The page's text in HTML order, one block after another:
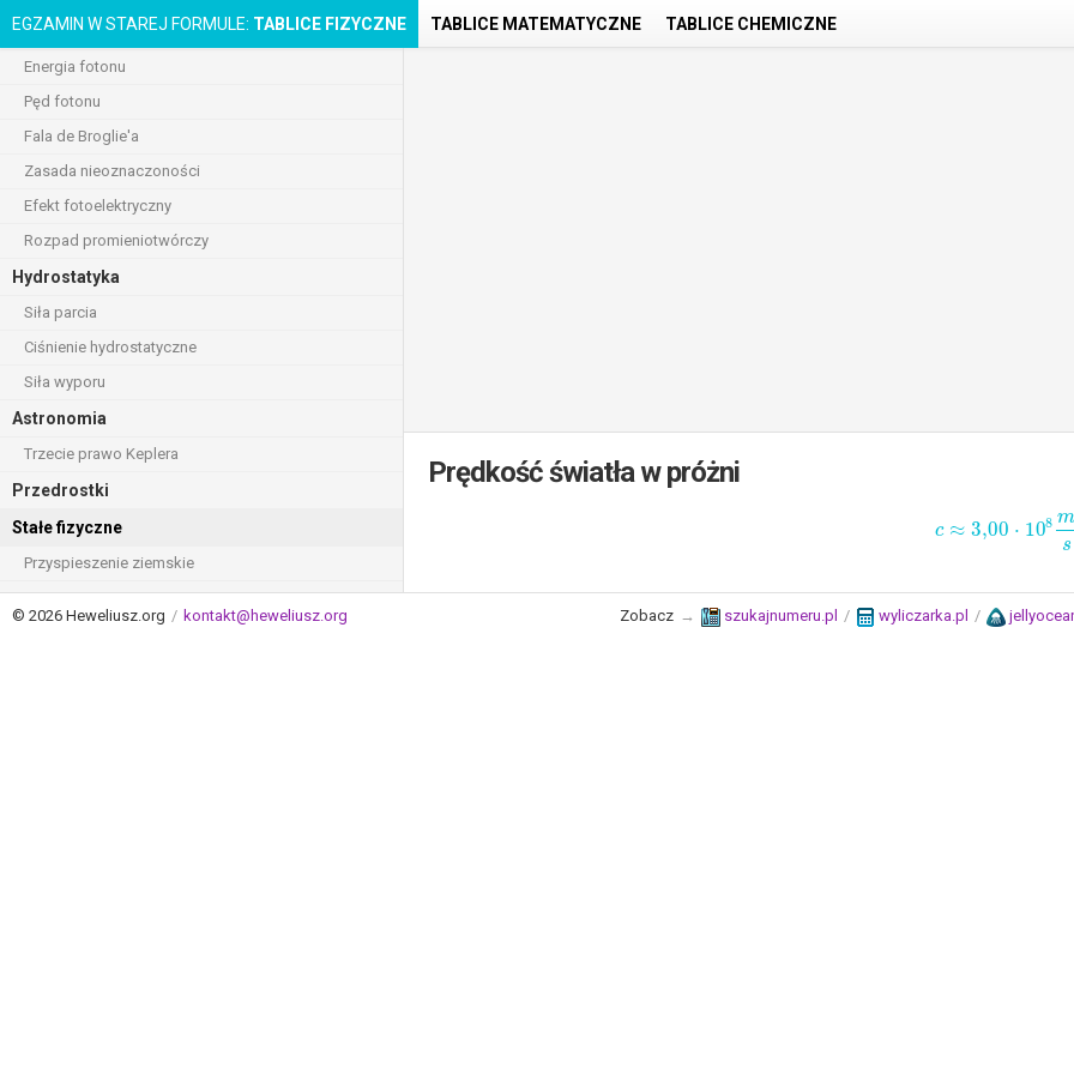
EGZAMIN W STAREJ FORMULE: TABLICE FIZYCZNE TABLICE MATEMATYCZNE TABLICE CHEMICZNE
Prędkość światła w próżni
c ≈ 3,00 ⋅ 108 m
s
Dylatacja czasu
Energia fotonu
Pęd fotonu
Fala de Broglie'a
Zasada nieoznaczoności
Efekt fotoelektryczny
Rozpad promieniotwórczy
Hydrostatyka
Siła parcia
Ciśnienie hydrostatyczne
Siła wyporu
Astronomia
Trzecie prawo Keplera
Przedrostki
Stałe fizyczne
Przyspieszenie ziemskie
Masa Ziemi
© 2026 Heweliusz.org / kontakt@heweliusz.org Zobacz → szukajnumeru.pl / wyliczarka.pl /